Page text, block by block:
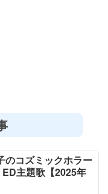
のコズミックホラー
主題歌【2025年